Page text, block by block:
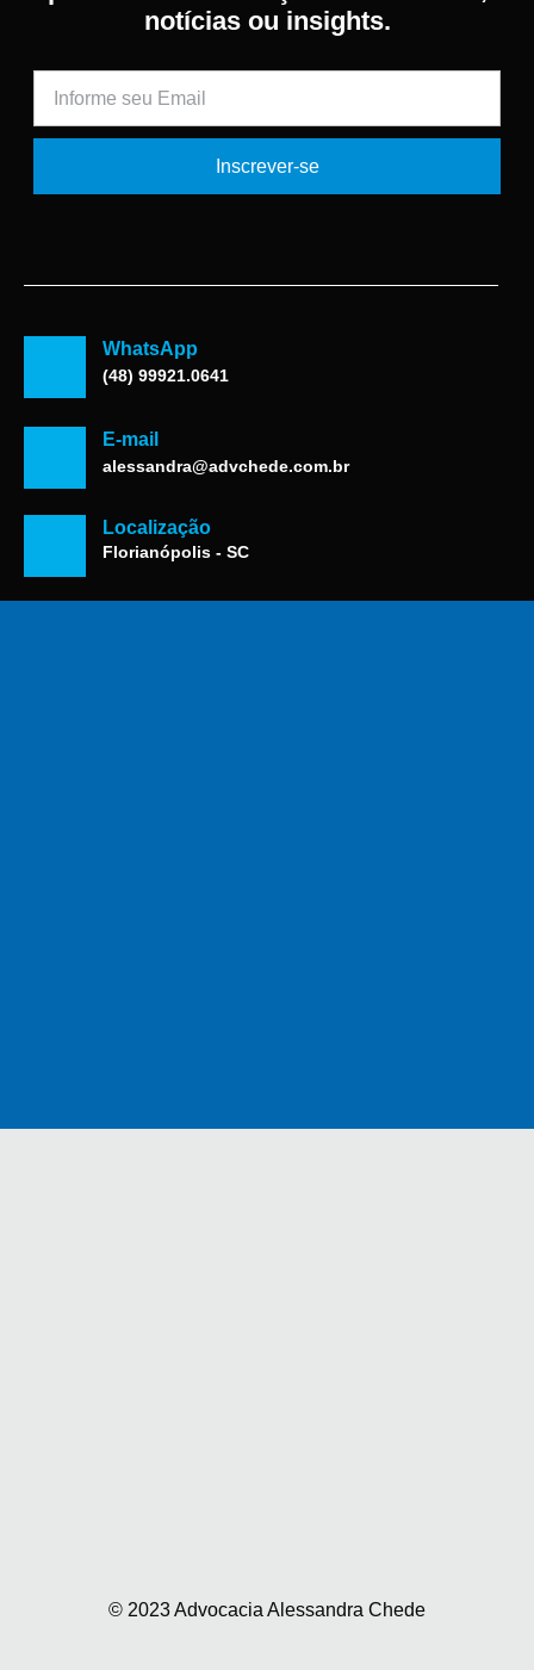
notícias ou insights.
Inscrever-se
WhatsApp
(48) 99921.0641
E-mail
alessandra@advchede.com.br
Localização
Florianópolis - SC
© 2023 Advocacia Alessandra Chede